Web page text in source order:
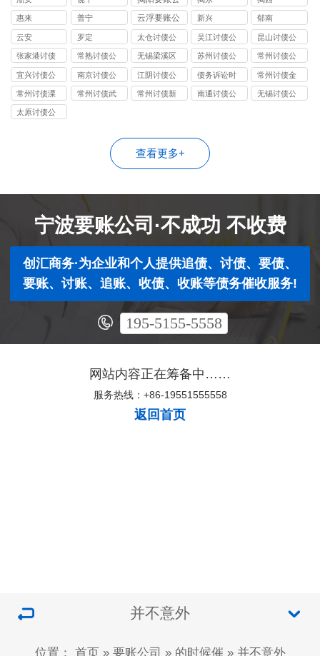
司
惠来 普宁
云浮要账公
司
新兴 郁南
云安 罗定
太仓讨债公
司
吴江讨债公
司
昆山讨债公
司
张家港讨债
公司
常熟讨债公
司
无锡梁溪区
讨债公司
苏州讨债公
司
常州讨债公
司
宜兴讨债公
司
南京讨债公
司
江阴讨债公
司
债务诉讼时
效
常州讨债金
坛公司
常州讨债溧
阳公司
常州讨债武
常州讨债新
南通讨债公
无锡讨债公
太原讨债公
查看更多+
宁波要账公司·不成功 不收费
创汇商务·为企业和个人提供追债、讨债、要债、
要账、讨账、追账、收债、收账等债务催收服务!
195-5155-5558
网站内容正在筹备中……
服务热线：+86-19551555558
返回首页
并不意外
位置： 首页» 要账公司 » 的时候催 » 并不意外